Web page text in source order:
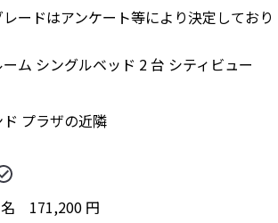
レードはアンケート等により決定しており
ム シングルベッド 2 台 シティビュー
プラザの近隣
名 171,200 円